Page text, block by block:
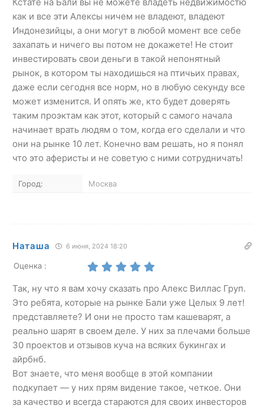
как и все эти Алексы ничем не владеют, владеют
Индонезийцы, а они могут в любой момент все себе
захапать и ничего вы потом не докажете! Не стоит
инвестировать свои деньги в такой непонятный
рынок, в котором ты находишься на птичьих правах,
даже если сегодня все норм, но в любую секунду все
может изменится. И опять же, кто будет доверять
таким проэктам как этот, который с самого начала
начинает врать людям о том, когда его сделали и что
они на рынке 10 лет. Конечно вам решать, но я понял
что это аферисты и не советую с ними сотрудничать!
Город: Москва
Наташа 6 июня, 2024 18:20
Оценка :
Так, ну что я вам хочу сказать про Алекс Виллас Груп.
Это ребята, которые на рынке Бали уже Целых 9 лет!
представляете? И они не просто там кашеварят, а
реально шарят в своем деле. У них за плечами больше
30 проектов и отзывов куча на всяких букингах и
айрбнб.
Вот знаете, что меня вообще в этой компании
подкупает — у них прям видение такое, четкое. Они
за качество и всегда стараются для своих инвесторов